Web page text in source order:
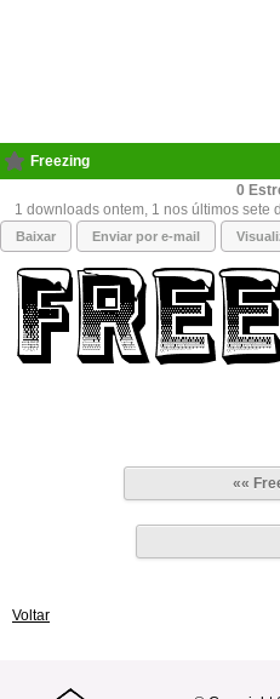
Freezing
0
1 downloads ontem, 1 nos últimos sete
Baixar Enviar por e-mail
««
Voltar